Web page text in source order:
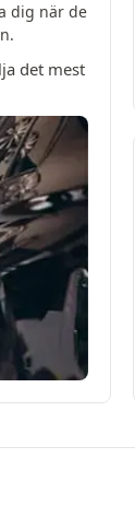
dig när de
det mest